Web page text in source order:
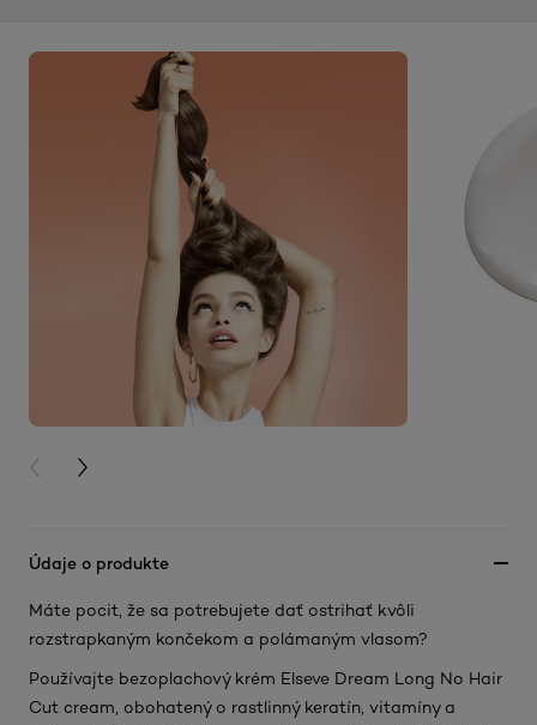
PREVIOUS CARD
NEXT CARD
Údaje o produkte
Máte pocit, že sa potrebujete dať ostrihať kvôli
rozstrapkaným končekom a polámaným vlasom?
Používajte bezoplachový krém Elseve Dream Long No Hair
Cut cream, obohatený o rastlinný keratín, vitamíny a